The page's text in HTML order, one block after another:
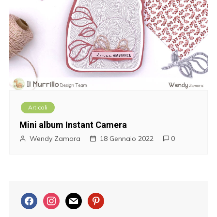
Articoli
Mini album Instant Camera
Wendy Zamora 18 Gennaio 2022 0
f
a
i
n
m
a
p